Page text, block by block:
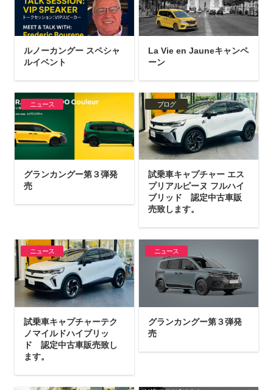
ルノーカングー スペシャ
ルイベント
La Vie en Jauneキャンペ
ーン
ニュース
グランカングー第３弾発
売
ブログ
試乗車キャプチャー エス
プリアルピーヌ フルハイ
ブリッド 認定中古車販
売致します。
ニュース
試乗車キャプチャーテク
ノマイルドハイブリッ
ド 認定中古車販売致し
ます。
ニュース
グランカングー第３弾発
売